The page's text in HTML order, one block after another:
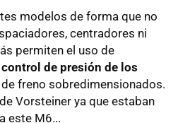
modelos de forma que no
centradores ni
permiten el uso de
de presión de los
freno sobredimensionados.
Vorsteiner ya que estaban
este M6...